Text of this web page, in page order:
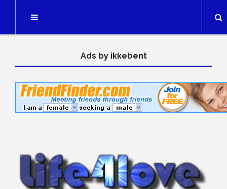
Ads by ikkebent